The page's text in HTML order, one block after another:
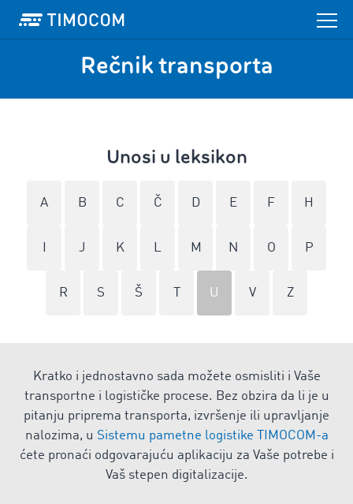
Rečnik transporta
Unosi u leksikon
A B C Č D E F H
J K L M N O P
R S Š U V Z
Kratko i jednostavno sada možete osmisliti i Vaše
transportne i logističke procese. Bez obzira da li je u
pitanju priprema transporta, izvršenje ili upravljanje
nalozima, u Sistemu pametne logistike TIMOCOM-a
ćete pronaći odgovarajuću aplikaciju za Vaše potrebe i
Vaš stepen digitalizacije.